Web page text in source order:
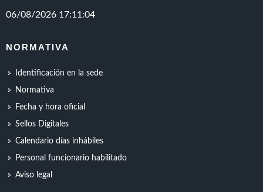
NORMATIVA
Identificación en la sede
Normativa
Fecha y hora oficial
Sellos Digitales
Calendario días inhábiles
Personal funcionario habilitado
Aviso legal